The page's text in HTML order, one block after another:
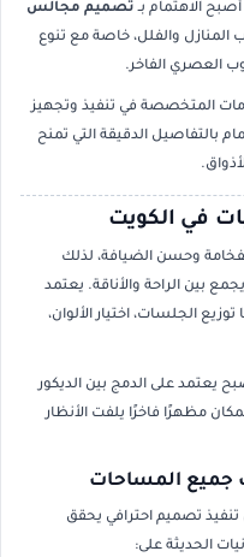
الاهتمام بـ تصميم مجالس
المنازل والفلل، خاصة مع تنوع
العصري الفاخر.
المتخصصة في تنفيذ وتجهيز
بالتفاصيل الدقيقة التي تمنح
في الكويت
وحسن الضيافة، لذلك
بين الراحة والأناقة. يعتمد
الجلسات، اختيار الألوان،
يعتمد على الدمج بين الديكور
مظهرًا فاخرًا يلفت الأنظار
جميع المساحات
تصميم احترافي يحقق
الحديثة على: